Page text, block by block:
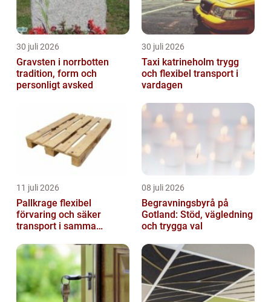
30 juli 2026
Gravsten i norrbotten
tradition, form och
personligt avsked
30 juli 2026
Taxi katrineholm trygg
och flexibel transport i
vardagen
11 juli 2026
Pallkrage flexibel
förvaring och säker
transport i samma
08 juli 2026
Begravningsbyrå på
Gotland: Stöd, vägledning
och trygga val